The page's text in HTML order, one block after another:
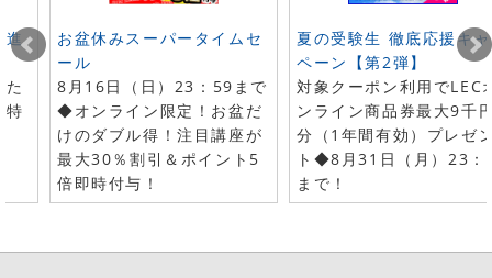
進
特
お盆休みスーパータイムセ
ール
8月16日（日）23：59まで
◆オンライン限定！お盆だ
けのダブル得！注目講座が
最大30％割引＆ポイント5
倍即時付与！
夏の受験生 徹底応援キ
ペーン【第2弾】
対象クーポン利用でLEC
ンライン商品券最大9千
分（1年間有効）プレゼ
ト◆8月31日（月）23：
まで！